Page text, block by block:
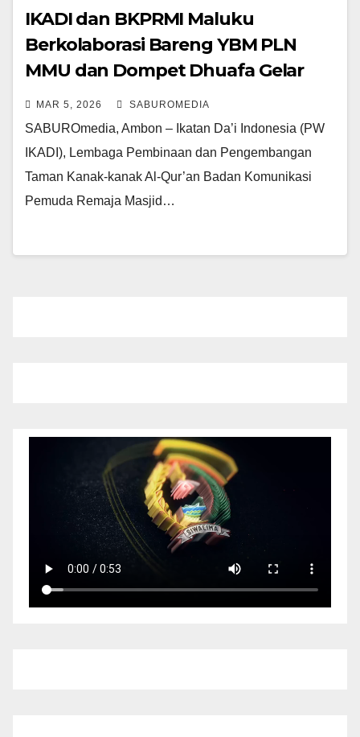
IKADI dan BKPRMI Maluku
Berkolaborasi Bareng YBM PLN
MMU dan Dompet Dhuafa Gelar
Program Sehari Khatam Al-Qur’an
MAR 5, 2026 SABUROMEDIA
SABUROmedia, Ambon – Ikatan Da’i Indonesia (PW
IKADI), Lembaga Pembinaan dan Pengembangan
Taman Kanak-kanak Al-Qur’an Badan Komunikasi
Pemuda Remaja Masjid…